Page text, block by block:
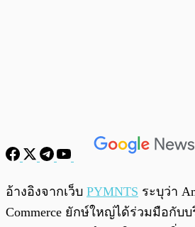
พร้อมเล่น
อ้างอิงจากเว็บ PYMNTS ระบุว่า
Commerce ยักษ์ใหญ่ได้ร่วมมือกับบ